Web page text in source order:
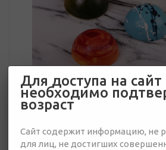
Много
Для доступа на сайт
необходимо
возраст
Сайт содержит информацию, не
для лиц, не достигших